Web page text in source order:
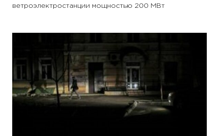
ветроэлектростанции мощностью 200 МВт